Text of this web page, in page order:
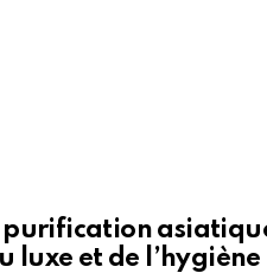
purification
luxe et de l’hygiène